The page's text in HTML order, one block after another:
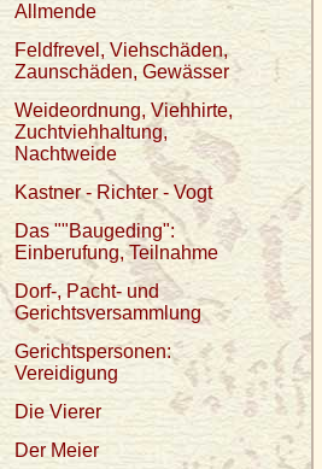
Allmende
Feldfrevel, Viehschäden,
Zaunschäden, Gewässer
Weideordnung, Viehhirte,
Zuchtviehhaltung,
Nachtweide
Kastner - Richter - Vogt
Das ""Baugeding":
Einberufung, Teilnahme
Dorf-, Pacht- und
Gerichtsversammlung
Gerichtspersonen:
Vereidigung
Die Vierer
Der Meier